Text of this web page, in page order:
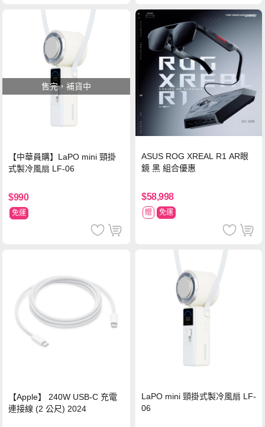
售完，補貨中
【中華員購】LaPO mini 頸掛
式製冷風扇 LF-06
$990
免運
ASUS ROG XREAL R1 AR眼
鏡 黑 組合優惠
$58,998
贈 免運
【Apple】 240W USB-C 充電
連接線 (2 公尺) 2024
LaPO mini 頸掛式製冷風扇 LF-
06